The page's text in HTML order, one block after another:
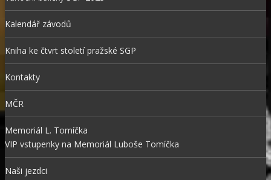
Kalendář závodů
Kniha ke čtvrt století pražské SGP
Kontakty
MČR
Memoriál L. Tomíčka
VIP vstupenky na Memoriál Luboše Tomíčka
Naši jezdci